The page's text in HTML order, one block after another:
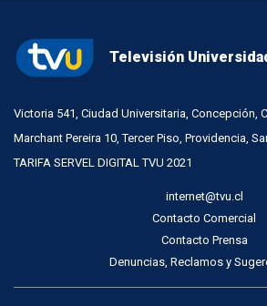
Televisión
Victoria 541, Ciudad Universitaria, Concepción,
Marchant Pereira 10, Tercer Piso, Providencia,
TARIFA SERVEL DIGITAL TVU 2021
internet@tvu.cl
Contacto Comercial
Contacto Prensa
Denuncias, Reclamos y